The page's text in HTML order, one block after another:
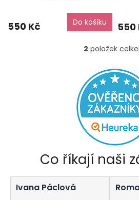
550 Kč Do košíku 550
O
l
á
d
a
c
í
p
r
v
k
v
ý
2 položek
Co říkají naši
Ivana Páclová